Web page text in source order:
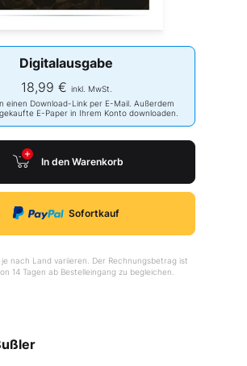
Digitalausgabe
18,99 € inkl. MwSt.
einen Download-Link per E-Mail. Außerdem
E-Paper in Ihrem Konto downloaden.
In den Warenkorb
Sofortkauf
je nach Land variieren. Der Rechnungsbetrag ist
14 Tagen ab Bestelleingang zu begleichen.